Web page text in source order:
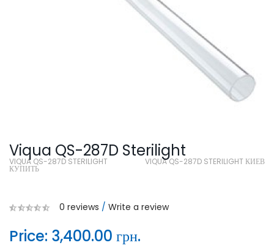
Viqua QS-287D Sterilight
VIQUA QS-287D STERILIGHT
КУПИТЬ
VIQUA QS-287D STERILIGHT КИЕВ
0 reviews / Write a review
Price: 3,400.00 грн.